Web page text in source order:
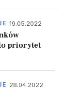
19.05.2022
priorytet
28.04.2022